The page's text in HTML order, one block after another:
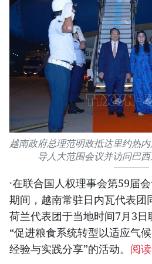
越南政府总理范明政抵达里约热
导人大范围会议并访问巴
·在联合国人权理事会第59届
期间，越南常驻日内瓦代表团
荷兰代表团于当地时间7月3
“促进粮食系统转型以适应气
经验与实践分享”的活动。 阅